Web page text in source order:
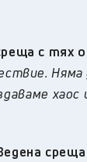
с тях
Няма
хаос